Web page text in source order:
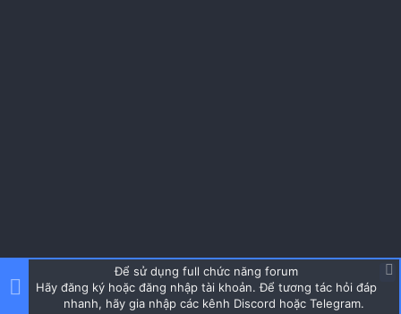
Để sử dụng full chức năng forum
Hãy đăng ký hoặc đăng nhập tài khoản. Để tương tác hỏi đáp
nhanh, hãy gia nhập các kênh Discord hoặc Telegram.